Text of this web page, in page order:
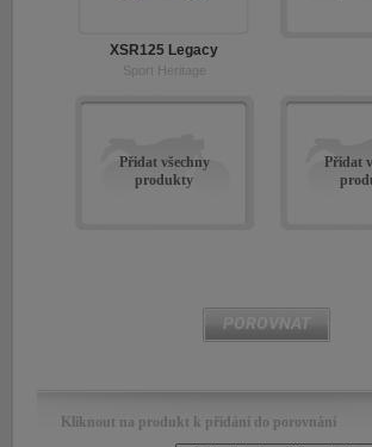
XSR125 Legacy
Sport Heritage
Přidat všechny
produkty
Přidat
POROVNAT
Kliknout na produkt k přidání do porovnání